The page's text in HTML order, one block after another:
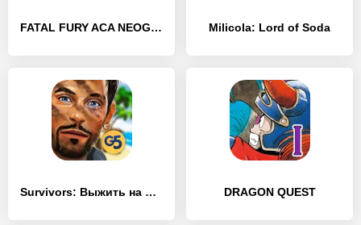
FATAL FURY ACA NEOGEO Milicola: Lord of Soda
Survivors: Выжить на острове DRAGON QUEST